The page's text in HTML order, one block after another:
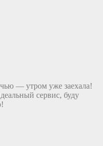
— утром уже заехала!
сервис, буду